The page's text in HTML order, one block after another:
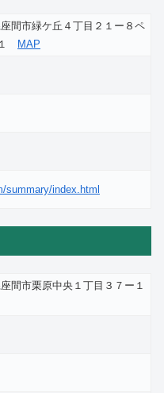
間市緑ケ丘４丁目２１ー８ペ
MAP
summary/index.html
間市栗原中央１丁目３７ー１